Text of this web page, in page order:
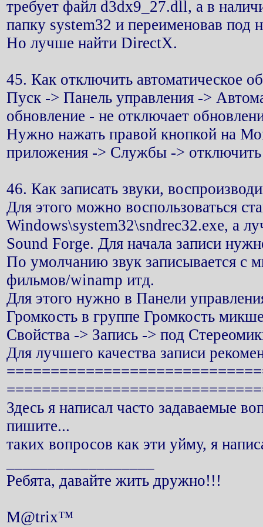
требует файл d3dx9_27.dll, а в
папку system32 и переименовав под
Но лучше найти DirectX.
45. Как отключить автоматическое
Пуск -> Панель управления ->
обновление - не отключает
Нужно нажать правой кнопкой на
приложения -> Службы ->
46. Как записать звуки,
Для этого можно воспользоваться
Windows\system32\sndrec32.exe, а
Sound Forge. Для начала записи
По умолчанию звук записывается с
фильмов/winamp итд.
Для этого нужно в Панели
Громкость в группе Громкость
Свойства -> Запись -> под
Для лучшего качества записи
Здесь я написал часто задаваемые
пишите...
таких вопросов как эти уйму, я
Ребята, давайте жить дружно!!!
M@trix™